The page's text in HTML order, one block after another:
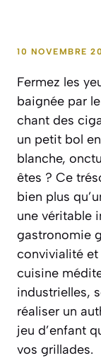
10 NOVEMBRE
Fermez les
baignée par
chant des
un petit bol
blanche,
êtes ? Ce
bien plus
une véritable
gastronomie
convivialité et
cuisine
industrielles,
réaliser un
jeu d’enfant
vos grillades.